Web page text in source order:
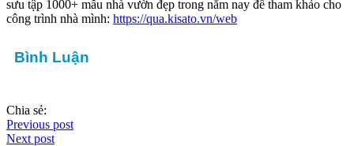
sưu tập 1000+ mẫu nhà vườn đẹp trong năm nay để tham khảo cho
công trình nhà mình: https://qua.kisato.vn/web
Bình Luận
Chia sẻ:
Previous post
Next post